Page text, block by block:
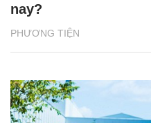
PHƯƠNG TIỆN
nay?